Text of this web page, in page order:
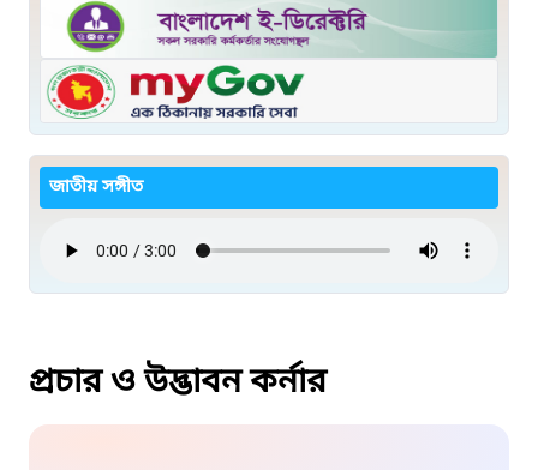
জাতীয় সঙ্গীত
প্রচার ও উদ্ভাবন কর্নার